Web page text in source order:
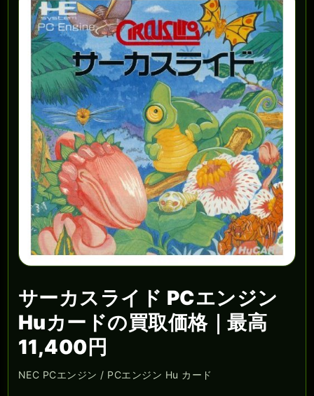
サーカスライド PCエンジン
Huカードの買取価格｜最高
11,400円
NEC PCエンジン / PCエンジン Hu カード